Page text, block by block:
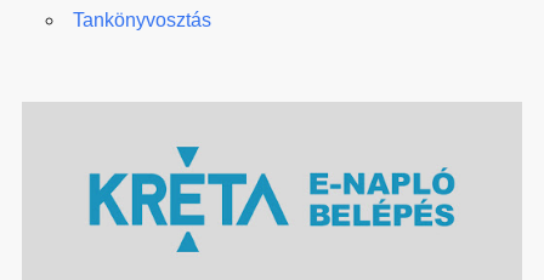
Tankönyvosztás